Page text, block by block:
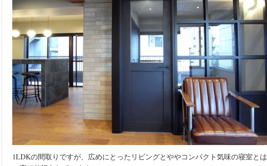
1LDKの間取りですが、広めにとったリビングとややコンパクト気味の寝室と